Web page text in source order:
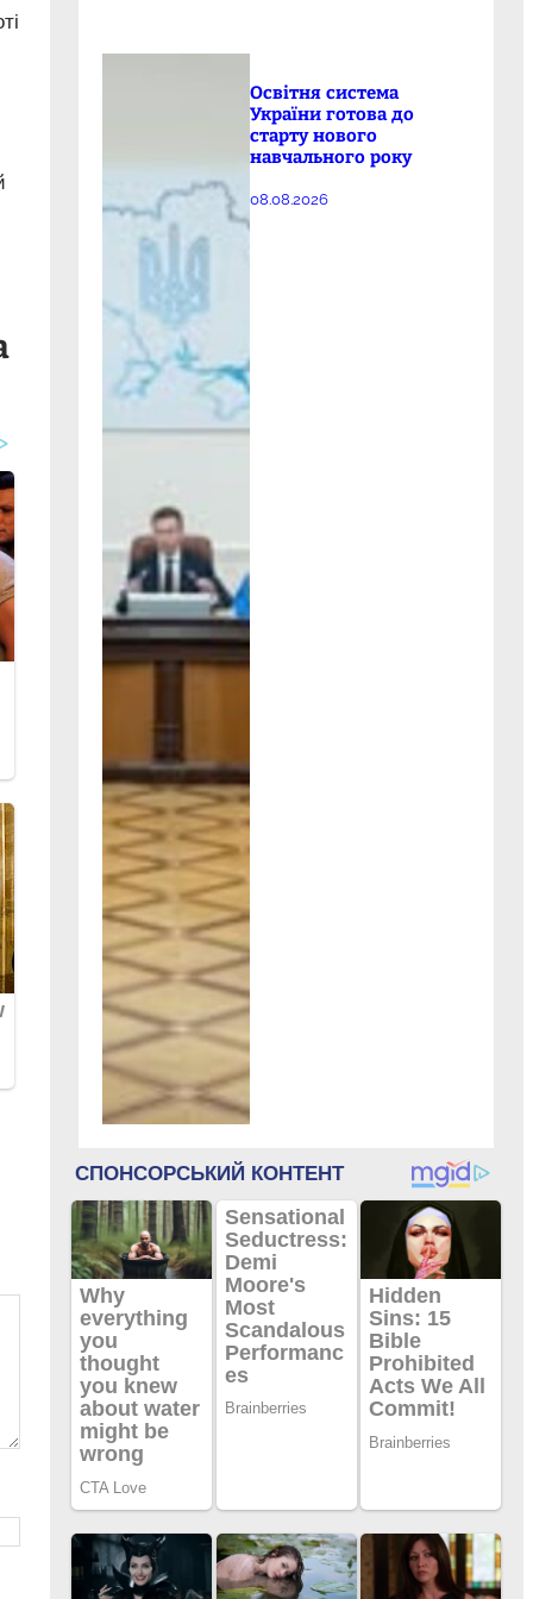
Освітня система
України готова до
старту нового
навчального року
08.08.2026